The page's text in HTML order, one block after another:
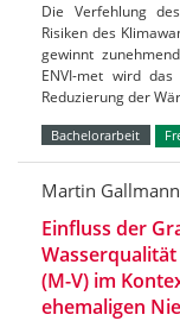
Die Verfehlung
Risiken des
gewinnt
ENVI-met wird
Reduzierung der
Bachelorarbeit
Martin Gallmann
Einfluss der
(M-V) im
ehemaligen